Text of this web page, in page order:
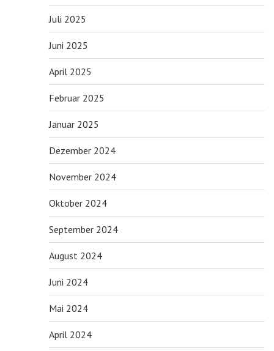
Juli 2025
Juni 2025
April 2025
Februar 2025
Januar 2025
Dezember 2024
November 2024
Oktober 2024
September 2024
August 2024
Juni 2024
Mai 2024
April 2024